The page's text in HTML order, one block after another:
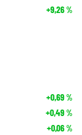
+9,26%
+0,69%
+0,49%
+0,06%